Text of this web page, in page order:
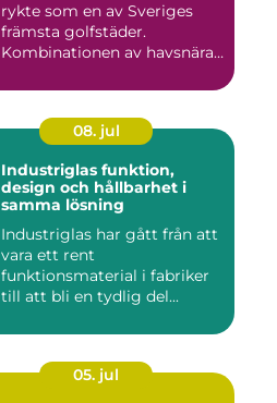
rykte som en av Sveriges
främsta golfstäder.
Kombinationen av havsnära
08. jul
Industriglas funktion,
design och hållbarhet i
samma lösning
Industriglas har gått från att
vara ett rent
funktionsmaterial i fabriker
till att bli en tydlig del...
05. jul